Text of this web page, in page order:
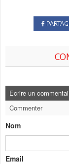
Ecrire un
Commenter
Nom
Email